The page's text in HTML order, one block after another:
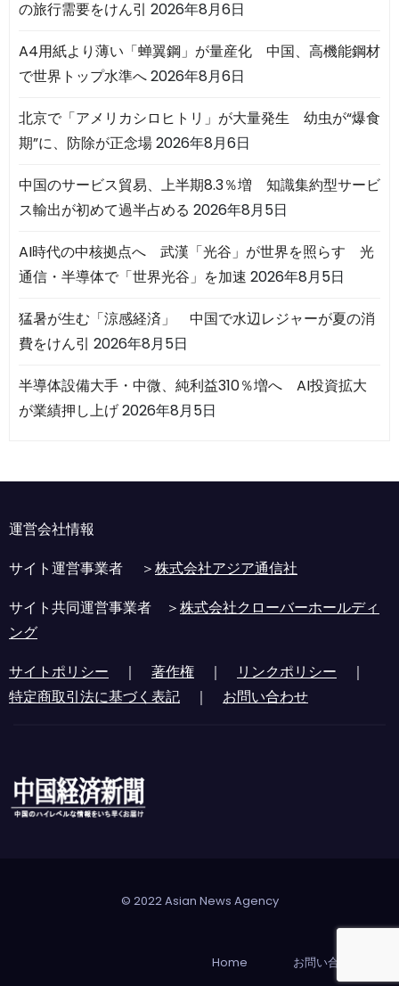
の旅行需要をけん引 2026年8月6日
A4用紙より薄い「蝉翼鋼」が量産化 中国、高機能鋼材
で世界トップ水準へ2026年8月6日
北京で「アメリカシロヒトリ」が大量発生 幼虫が“爆食
期”に、防除が正念場2026年8月6日
中国のサービス貿易、上半期8.3％増 知識集約型サービ
ス輸出が初めて過半占める 2026年8月5日
AI時代の中核拠点へ 武漢「光谷」が世界を照らす 光
通信・半導体で「世界光谷」を加速 2026年8月5日
猛暑が生む「涼感経済」 中国で水辺レジャーが夏の消
費をけん引 2026年8月5日
半導体設備大手・中微、純利益310％増へ AI投資拡大
が業績押し上げ2026年8月5日
運営会社情報
サイト運営事業者 ＞株式会社アジア通信社
サイト共同運営事業者 ＞株式会社クローバーホールディ
ング
サイトポリシー ｜ 著作権 ｜ リンクポリシー ｜
特定商取引法に基づく表記 ｜ お問い合わせ
© 2022 Asian News Agency
Home お問い合わせ